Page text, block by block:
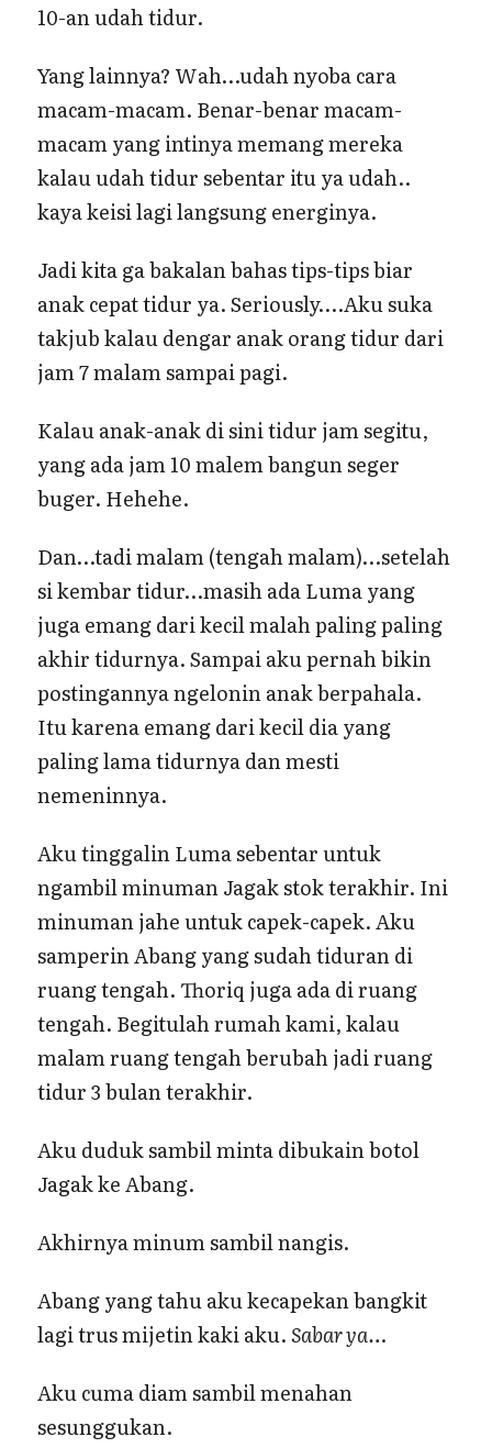
10-an udah tidur.
Yang lainnya? Wah…udah nyoba cara
macam-macam. Benar-benar macam-
macam yang intinya memang mereka
kalau udah tidur sebentar itu ya udah..
kaya keisi lagi langsung energinya.
Jadi kita ga bakalan bahas tips-tips biar
anak cepat tidur ya. Seriously….Aku suka
takjub kalau dengar anak orang tidur dari
jam 7 malam sampai pagi.
Kalau anak-anak di sini tidur jam segitu,
yang ada jam 10 malem bangun seger
buger. Hehehe.
Dan…tadi malam (tengah malam)…setelah
si kembar tidur…masih ada Luma yang
juga emang dari kecil malah paling paling
akhir tidurnya. Sampai aku pernah bikin
postingannya ngelonin anak berpahala.
Itu karena emang dari kecil dia yang
paling lama tidurnya dan mesti
nemeninnya.
Aku tinggalin Luma sebentar untuk
ngambil minuman Jagak stok terakhir. Ini
minuman jahe untuk capek-capek. Aku
samperin Abang yang sudah tiduran di
ruang tengah. Thoriq juga ada di ruang
tengah. Begitulah rumah kami, kalau
malam ruang tengah berubah jadi ruang
tidur 3 bulan terakhir.
Aku duduk sambil minta dibukain botol
Jagak ke Abang.
Akhirnya minum sambil nangis.
Abang yang tahu aku kecapekan bangkit
lagi trus mijetin kaki aku.Sabar ya…
Aku cuma diam sambil menahan
sesunggukan.